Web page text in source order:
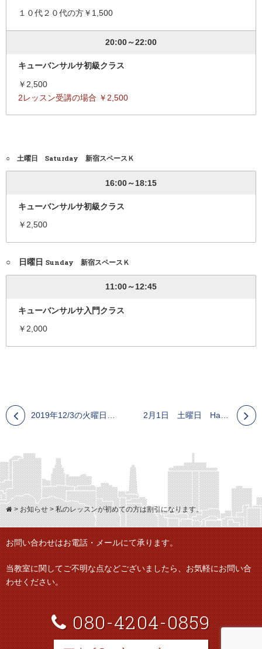
１０代２０代の方￥1,500
20:00～22:00
キューバンサルサ初級クラス
￥2,500
2レッスン受講の場合 ￥2,500
○ 土曜日 Saturday 新宿スペースＫ
16:00～18:15
キューバンサルサ初級クラス
￥2,500
○ 日曜日 Sunday 新宿スペースＫ
11:00～12:45
キューバンサルサ入門クラス
￥2,000
2019年12/3の火曜日、新レッスンをスタートします。20時から 基礎 サルサ ダンス ペア レッスン １９時半からは基礎のリズム取り、ボディーコントロールです。
>お知らせ>私のレッスンが初めての方は割引になります。
お問い合わせはお電話・メールにて承ります。
当教室に関してご不明な点などございましたら、お気軽にお問い合
わせください。
080-4204-0859